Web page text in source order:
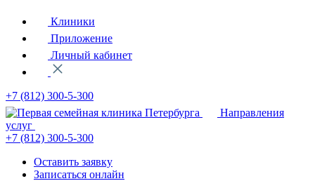
Клиники
Приложение
Личный кабинет
+7 (812) 300-5-300
Направления
услуг
+7 (812) 300-5-300
Оставить заявку
Записаться онлайн